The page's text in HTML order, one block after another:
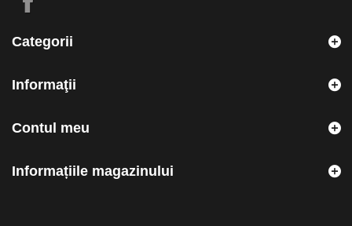
Categorii
Informaţii
Contul meu
Informațiile magazinului